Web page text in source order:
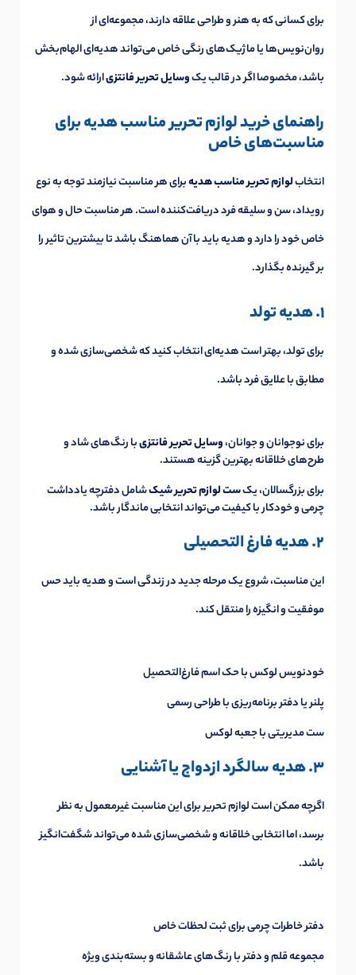
برای کسانی که به هنر و طراحی علاقه دارند، مجموعه‌ای از
روان‌نویس‌ها یا ماژیک‌های رنگی خاص می‌تواند هدیه‌ای الهام‌بخش
باشد، مخصوصا اگر در قالب یکوسایل تحریر فانتزیارائه شود.
راهنمای خرید لوازم تحریر مناسب هدیه برای
مناسبت‌های خاص
انتخابلوازم تحریر مناسب هدیهبرای هر مناسبت نیازمند توجه به نوع
رویداد، سن و سلیقه فرد دریافت‌کننده است. هر مناسبت حال و هوای
خاص خود را دارد و هدیه باید با آن هماهنگ باشد تا بیشترین تاثیر را
بر گیرنده بگذارد.
1. هدیه تولد
برای تولد، بهتر است هدیه‌ای انتخاب کنید که شخصی‌سازی شده و
مطابق با علایق فرد باشد.
برای نوجوانان و جوانان،وسایل تحریر فانتزیبا رنگ‌های شاد و
طرح‌های خلاقانه بهترین گزینه هستند.
برای بزرگسالان، یکست لوازم تحریر شیکشامل دفترچه یادداشت
چرمی و خودکار با کیفیت می‌تواند انتخابی ماندگار باشد.
2. هدیه فارغ التحصیلی
این مناسبت، شروع یک مرحله جدید در زندگی است و هدیه باید حس
موفقیت و انگیزه را منتقل کند.
خودنویس لوکس با حک اسم فارغ‌التحصیل
پلنر یا دفتر برنامه‌ریزی با طراحی رسمی
ست مدیریتی با جعبه لوکس
3. هدیه سالگرد ازدواج یا آشنایی
اگرچه ممکن است لوازم تحریر برای این مناسبت غیرمعمول به نظر
برسد، اما انتخابی خلاقانه و شخصی‌سازی شده می‌تواند شگفت‌انگیز
باشد.
دفتر خاطرات چرمی برای ثبت لحظات خاص
مجموعه قلم و دفتر با رنگ‌های عاشقانه و بسته‌بندی ویژه